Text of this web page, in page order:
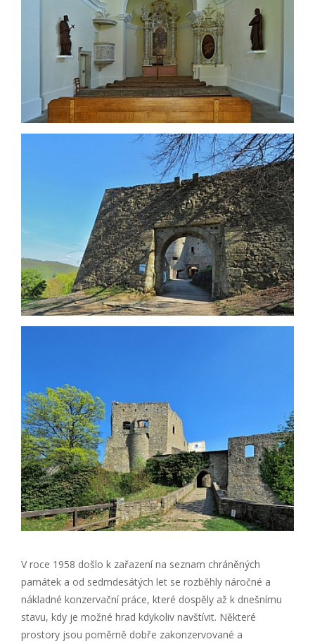
V roce 1958 došlo k zařazení na seznam chráněných
památek a od sedmdesátých let se rozběhly náročné a
nákladné konzervační práce, které dospěly až k dnešnímu
stavu, kdy je možné hrad kdykoliv navštívit. Některé
prostory jsou poměrně dobře zakonzervované a